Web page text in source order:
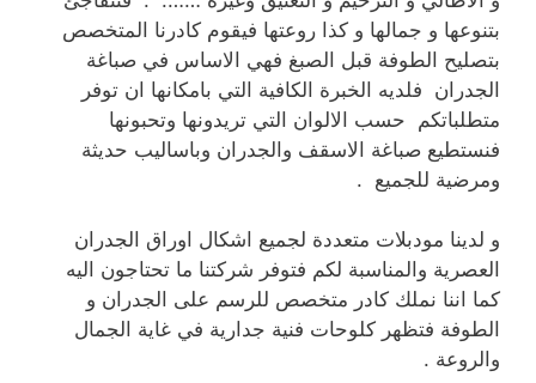
بتنوعها و جمالها و كذا روعتها فيقوم كادرنا المتخصص
بتصليح الطوفة قبل الصبغ فهي الاساس في صباغة
الجدران فلديه الخبرة الكافية التي بامكانها ان توفر
متطلباتكم حسب الالوان التي تريدونها وتحبونها
فنستطيع صباغة الاسقف والجدران وباساليب حديثة
ومرضية للجميع .
و لدينا مودبلات متعددة لجميع اشكال اوراق الجدران
العصرية والمناسبة لكم فتوفر شركتنا ما تحتاجون اليه
كما اننا نملك كادر متخصص للرسم على الجدران و
الطوفة فتظهر كلوحات فنية جدارية في غاية الجمال
والروعة .